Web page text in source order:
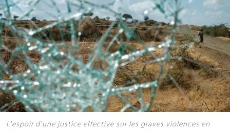
L'espoir d'une justice effective sur les graves violences en